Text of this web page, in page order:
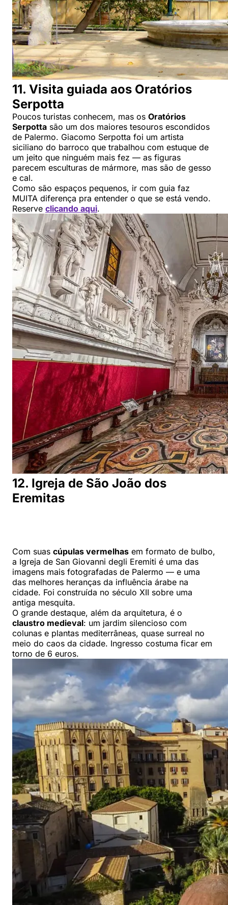
11. Visita guiada aos Oratórios
Serpotta
Poucos turistas conhecem, mas os Oratórios
Serpotta são um dos maiores tesouros escondidos
de Palermo. Giacomo Serpotta foi um artista
siciliano do barroco que trabalhou com estuque de
um jeito que ninguém mais fez — as figuras
parecem esculturas de mármore, mas são de gesso
e cal.
Como são espaços pequenos, ir com guia faz
MUITA diferença pra entender o que se está vendo.
Reserve clicando aqui.
12. Igreja de São João dos
Eremitas
Com suas cúpulas vermelhas em formato de bulbo,
a Igreja de San Giovanni degli Eremiti é uma das
imagens mais fotografadas de Palermo — e uma
das melhores heranças da influência árabe na
cidade. Foi construída no século XII sobre uma
antiga mesquita.
O grande destaque, além da arquitetura, é o
claustro medieval: um jardim silencioso com
colunas e plantas mediterrâneas, quase surreal no
meio do caos da cidade. Ingresso costuma ficar em
torno de 6 euros.